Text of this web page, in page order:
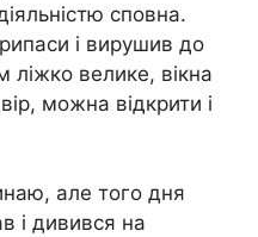
сповна.
і вирушив до
ліжко велике, вікна
можна відкрити і
але того дня
і дивився на